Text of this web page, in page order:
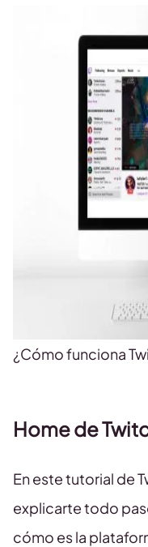
¿Cómo funciona
Home de
En este tutorial de
explicarte todo
cómo es la